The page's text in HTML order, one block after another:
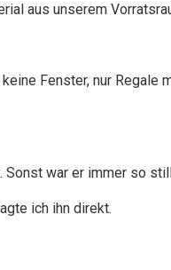
aus unserem
Fenster, nur Regale
war er immer so
ich ihn direkt.